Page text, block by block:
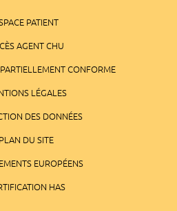
PATIENT
AGENT CHU
CONFORME
LÉGALES
DES DONNÉES
PLAN DU SITE
EUROPÉENS
HAS